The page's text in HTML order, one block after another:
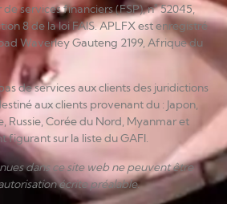
services financiers (FSP), n° 52045,
8 de la loi FAIS. APLFX est enregistré
Waverley Gauteng 2199, Afrique du
de services aux clients des juridictions
aux clients provenant du : Japon,
Russie, Corée du Nord, Myanmar et
figurant sur la liste du GAFI.
dans ce site web ne peuvent être
écrite préalable.